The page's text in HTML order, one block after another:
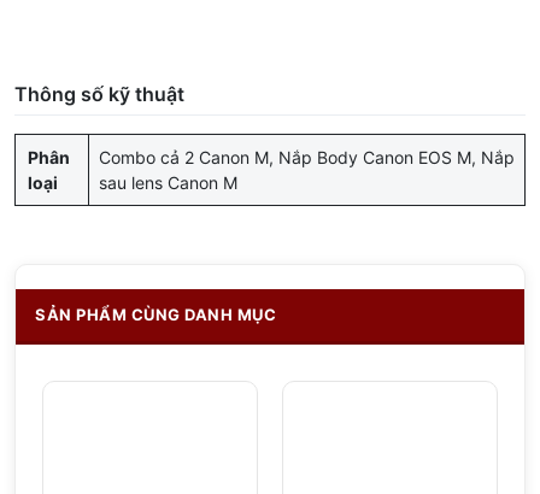
Thông số kỹ thuật
Phân
loại
Combo cả 2 Canon M, Nắp Body Canon EOS M, Nắp
sau lens Canon M
SẢN PHẨM CÙNG DANH MỤC